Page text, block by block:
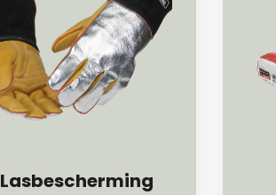
Lasbescherming